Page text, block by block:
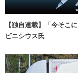
【独自連載】「今そこ
ビニシウス氏